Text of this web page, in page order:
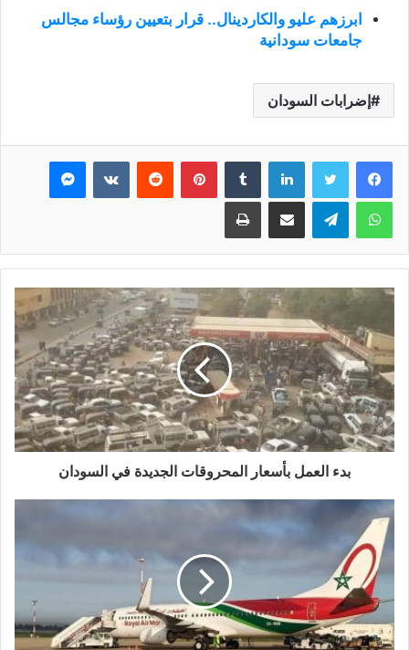
ابرزهم عليو والكاردينال.. قرار بتعيين رؤساء مجالس
جامعات سودانية
إضرابات السودان
فيسبوك تويتر لينكدإن بينتيريست ماسنجر
واتساب تيلقرام مشاركة عبر البريد طباعة
بدء العمل بأسعار المحروقات الجديدة في السودان